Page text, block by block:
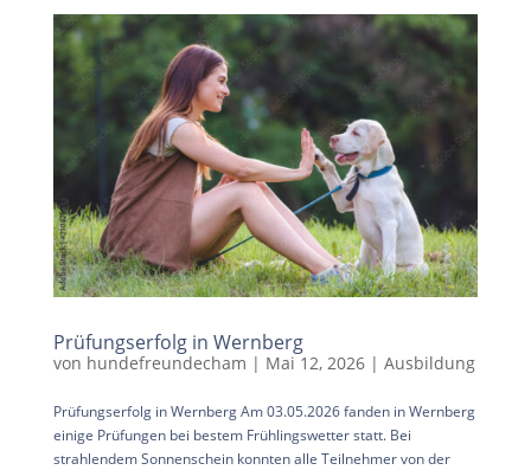
Prüfungserfolg in Wernberg
von hundefreundecham | Mai 12, 2026| Ausbildung
Prüfungserfolg in Wernberg Am 03.05.2026 fanden in Wernberg
einige Prüfungen bei bestem Frühlingswetter statt. Bei
strahlendem Sonnenschein konnten alle Teilnehmer von der